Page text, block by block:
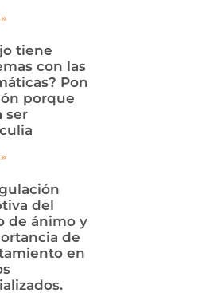
tiene
con las
Pon
porque
ser
del
de ánimo y
de
en